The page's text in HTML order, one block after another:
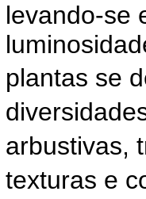
levando-se
plantas se
arbustivas,
texturas e